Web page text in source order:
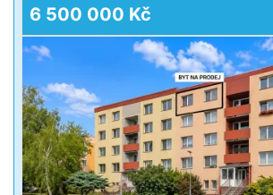
6 500 000 Kč